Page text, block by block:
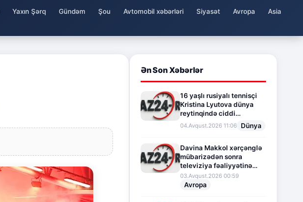
Yaxın Şərq Gündəm Şou Avtomobil xəbərləri Siyasət Avropa
Asia
Ən Son Xəbərlər
16 yaşlı rusiyalı tennisçi
Kristina Lyutova dünya
reytinqində ciddi
irəliləyişə imza atdı
04.Avqust.2026 11:06 Dünya
Davina Makkol xərçənglə
mübarizədən sonra
televiziya fəaliyyətinə
fasilə verir
03.Avqust.2026 00:59
Avropa